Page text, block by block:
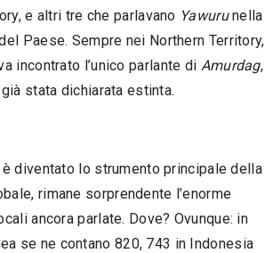
e altri tre che parlavano Yawurunella
Paese. Sempre nei Northern Territory,
incontrato l’unico parlante di Amurdag,
stata dichiarata estinta.
è diventato lo strumento principale della
rimane sorprendente l’enorme
ancora parlate. Dove? Ovunque: in
se ne contano 820, 743 in Indonesia